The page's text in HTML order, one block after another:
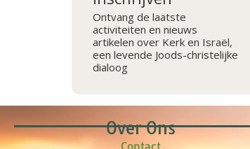
Ontvang de laatste
activiteiten en nieuws
artikelen over Kerk en Israël,
een levende Joods-christelijke
dialoog
Over Ons